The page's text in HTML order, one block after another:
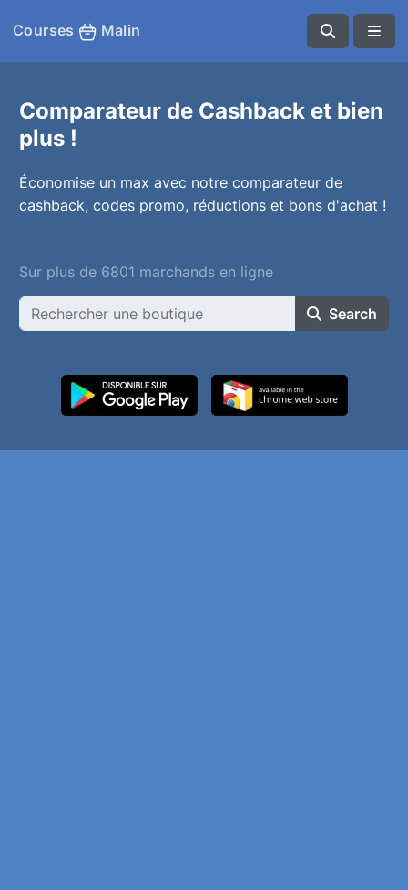
Courses Malin
Comparateur de Cashback et bien
plus !
Économise un max avec notre comparateur de
cashback, codes promo, réductions et bons d'achat !
Sur plus de 6801 marchands en ligne
Search